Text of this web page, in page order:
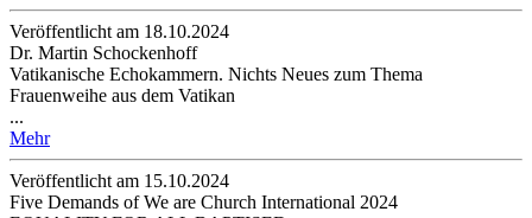
Veröffentlicht am 18­.10.2024
Dr. Martin Schockenhoff
Vatikanische Echokammern. Nichts Neues zum Thema
Frauenweihe aus dem Vatikan
...
Mehr
Veröffentlicht am 15­.10.2024
Five Demands of We are Church International 2024